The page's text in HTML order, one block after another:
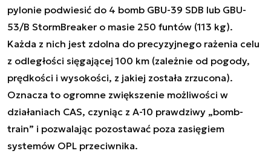
pylonie podwiesić do 4 bomb GBU-39 SDB lub GBU-
53/B StormBreaker o masie 250 funtów (113 kg).
Każda z nich jest zdolna do precyzyjnego rażenia celu
z odległości sięgającej 100 km (zależnie od pogody,
prędkości i wysokości, z jakiej została zrzucona).
Oznacza to ogromne zwiększenie możliwości w
działaniach CAS, czyniąc z A-10 prawdziwy „bomb-
train” i pozwalając pozostawać poza zasięgiem
systemów OPL przeciwnika.